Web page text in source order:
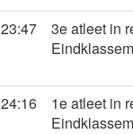
3e atleet in
1e atleet in